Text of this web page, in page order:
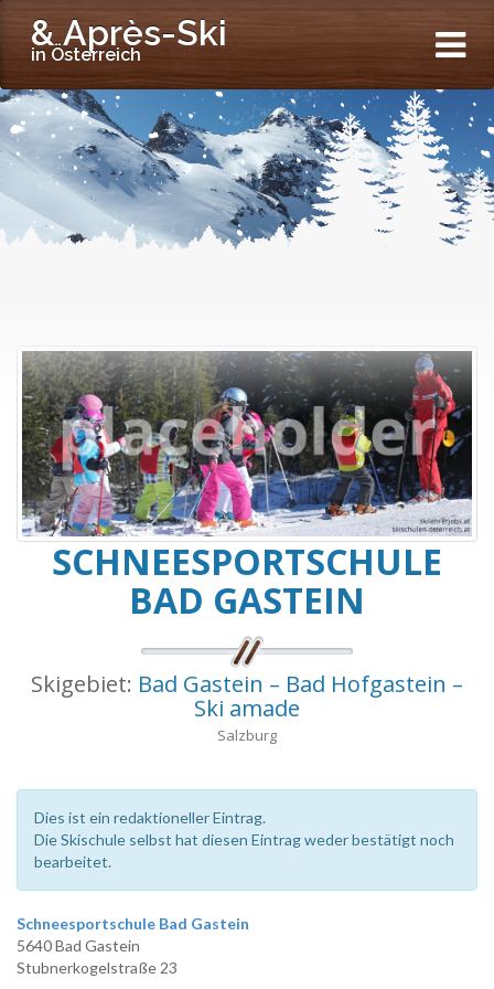
& Après-Ski
in Österreich
SCHNEESPORTSCHULE
BAD GASTEIN
Skigebiet: Bad Gastein – Bad Hofgastein –
Ski amade
Salzburg
Dies ist ein redaktioneller Eintrag.
Die Skischule selbst hat diesen Eintrag weder bestätigt noch
bearbeitet.
Schneesportschule Bad Gastein
5640 Bad Gastein
Stubnerkogelstraße 23